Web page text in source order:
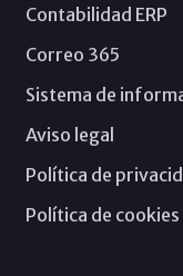
Contabilidad ERP
Correo 365
Sistema de
Aviso legal
Política de
Política de cookies